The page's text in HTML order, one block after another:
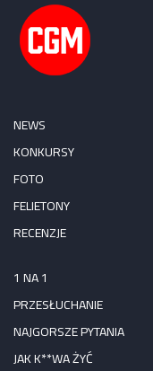
NEWS
KONKURSY
FOTO
FELIETONY
RECENZJE
1 NA 1
PRZESŁUCHANIE
NAJGORSZE PYTANIA
JAK K**WA ŻYĆ